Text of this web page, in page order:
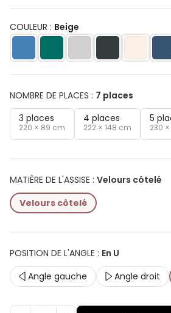
COULEUR : Beige
NOMBRE DE PLACES : 7 places
3 places
220 × 89 cm
4 places
222 × 148 cm
5
230
MATIÈRE DE L'ASSISE : Velours côtelé
Velours côtelé
POSITION DE L'ANGLE : En U
Angle gauche
Angle droit